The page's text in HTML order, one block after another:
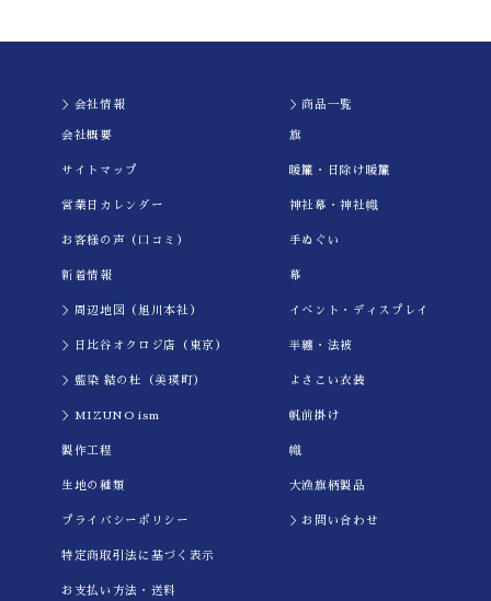
＞会社情報
会社概要
サイトマップ
営業日カレンダー
お客様の声（口コミ）
新着情報
＞周辺地図（旭川本社）
＞日比谷オクロジ店（東京）
＞藍染 結の杜（美瑛町）
＞MIZUNO ism
製作工程
生地の種類
プライバシーポリシー
特定商取引法に基づく表示
お支払い方法・送料
＞商品一覧
旗
暖簾・日除け暖簾
神社幕・神社幟
手ぬぐい
幕
イべント・ディスプレイ
半纏・法被
よさこい衣装
帆前掛け
幟
大漁旗柄製品
＞お問い合わせ